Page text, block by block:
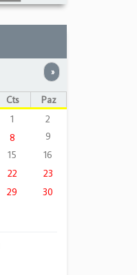
»Sonraki
Cts
Paz
1
2
8
9
15
16
22
23
29
30